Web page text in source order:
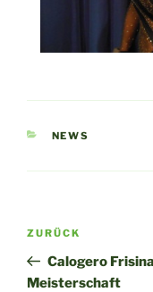
KATEGORIEN
NEWS
Vorheriger
Beitrag
ZURÜCK
Calogero
Meisterschaft